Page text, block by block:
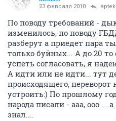
23 февраля 2010
По поводу требований -
изменилось, по поводу
разберут а приедет пара
только буйных... А до 20
успеть согласовать, я
А идти или не идти... тут
происходящего, переворот
устроить:) По прошлому
народа писали - ааа, ооо ...
знал....